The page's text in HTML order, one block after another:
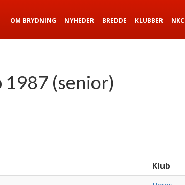
OM BRYDNING NYHEDER BREDDE KLUBBER NKC
(senior)
Klub